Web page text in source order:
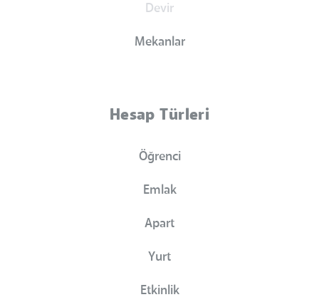
Devir
Mekanlar
Hesap Türleri
Öğrenci
Emlak
Apart
Yurt
Etkinlik